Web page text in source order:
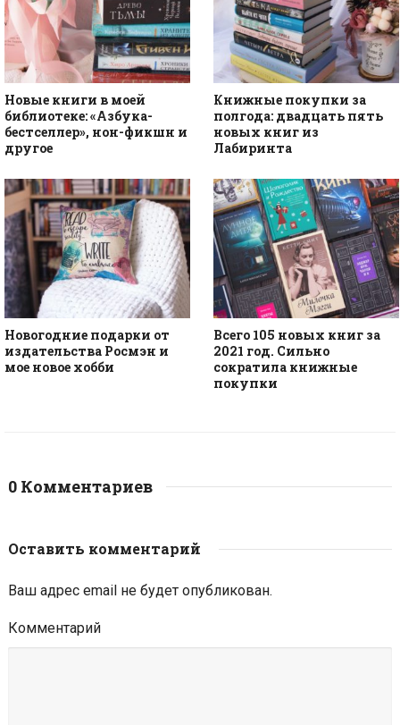
Новые книги в моей
библиотеке: «Азбука-
бестселлер», нон-фикшн и
другое
Книжные покупки за
полгода: двадцать пять
новых книг из
Лабиринта
Новогодние подарки от
издательства Росмэн и
мое новое хобби
Всего 105 новых книг за
2021 год. Сильно
сократила книжные
покупки
0 Комментариев
Оставить комментарий
Ваш адрес email не будет опубликован.
Комментарий